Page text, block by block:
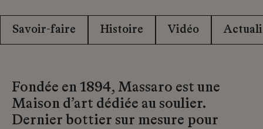
Savoir-faire Histoire Vidéo
Fondée en 1894, Massaro est une
Maison d’art dédiée au soulier.
Dernier bottier sur mesure pour